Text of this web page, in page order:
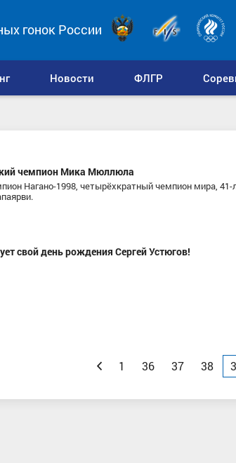
гонок России
Новости ФЛГР
чемпион Мика Мюллюла
Нагано-1998, четырёхкратный чемпион мира,
свой день рождения Сергей Устюгов!
Назад
1 36 37 38